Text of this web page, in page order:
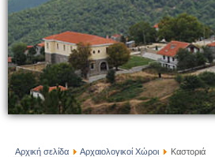
Αρχική σελίδα Αρχαιολογικοί Χώροι Καστοριά